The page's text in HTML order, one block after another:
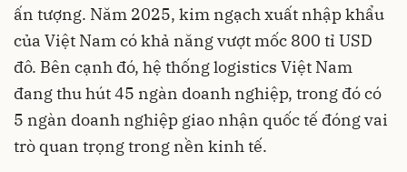
ấn tượng. Năm 2025, kim ngạch xuất nhập khẩu
của Việt Nam có khả năng vượt mốc 800 tỉ USD
đô. Bên cạnh đó, hệ thống logistics Việt Nam
đang thu hút 45 ngàn doanh nghiệp, trong đó có
5 ngàn doanh nghiệp giao nhận quốc tế đóng vai
trò quan trọng trong nền kinh tế.